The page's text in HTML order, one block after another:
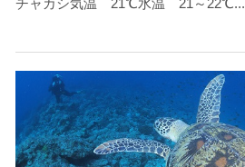
チャカシ気温 21℃水温 21～22℃...